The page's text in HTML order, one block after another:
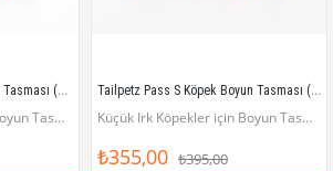
Tailpetz Boo S Köpek Boyun Tasması (Boyun 25 cm x 40 cm)
Küçük Irk Köpekler için Boyun Tasması (Boyun çevresi 25 x 40 cm)
Tailpetz Pass S Köpek Boyun Tasması (Boyun 25 cm x 40 cm)
Küçük Irk Köpekler için Boyun Tasması (Boyun çevresi 25 x 40 cm)
₺355,00 ₺395,00